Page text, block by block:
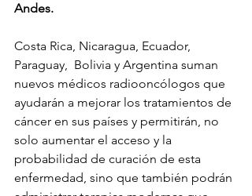
Andes.
Costa Rica, Nicaragua, Ecuador,
Paraguay,  Bolivia y Argentina suman
nuevos médicos radiooncólogos que
ayudarán a mejorar los tratamientos de
cáncer en sus países y permitirán, no
solo aumentar el acceso y la
probabilidad de curación de esta
enfermedad, sino que también podrán